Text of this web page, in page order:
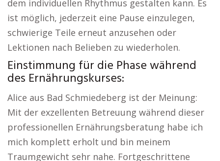
dem individuellen Rhythmus gestalten kann. Es
ist möglich, jederzeit eine Pause einzulegen,
schwierige Teile erneut anzusehen oder
Lektionen nach Belieben zu wiederholen.
Einstimmung für die Phase während
des Ernährungskurses:
Alice aus Bad Schmiedeberg ist der Meinung:
Mit der exzellenten Betreuung während dieser
professionellen Ernährungsberatung habe ich
mich komplett erholt und bin meinem
Traumgewicht sehr nahe. Fortgeschrittene